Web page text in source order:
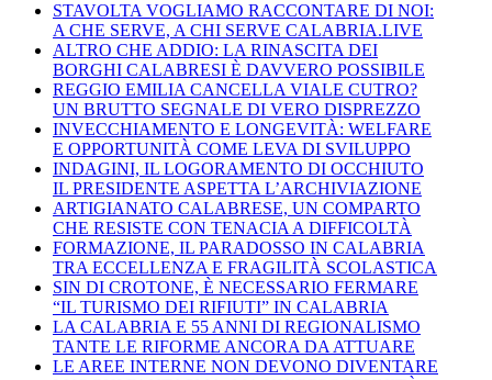
STAVOLTA VOGLIAMO RACCONTARE DI NOI:
A CHE SERVE, A CHI SERVE CALABRIA.LIVE
ALTRO CHE ADDIO: LA RINASCITA DEI
BORGHI CALABRESI È DAVVERO POSSIBILE
REGGIO EMILIA CANCELLA VIALE CUTRO?
UN BRUTTO SEGNALE DI VERO DISPREZZO
INVECCHIAMENTO E LONGEVITÀ: WELFARE
E OPPORTUNITÀ COME LEVA DI SVILUPPO
INDAGINI, IL LOGORAMENTO DI OCCHIUTO
IL PRESIDENTE ASPETTA L’ARCHIVIAZIONE
ARTIGIANATO CALABRESE, UN COMPARTO
CHE RESISTE CON TENACIA A DIFFICOLTÀ
FORMAZIONE, IL PARADOSSO IN CALABRIA
TRA ECCELLENZA E FRAGILITÀ SCOLASTICA
SIN DI CROTONE, È NECESSARIO FERMARE
“IL TURISMO DEI RIFIUTI” IN CALABRIA
LA CALABRIA E 55 ANNI DI REGIONALISMO
TANTE LE RIFORME ANCORA DA ATTUARE
LE AREE INTERNE NON DEVONO DIVENTARE